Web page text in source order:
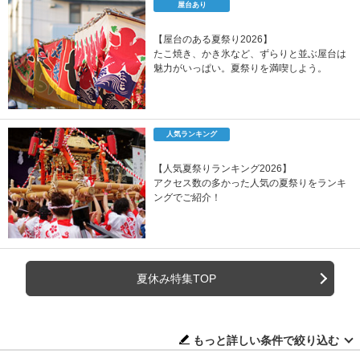
屋台あり
【屋台のある夏祭り2026】
たこ焼き、かき氷など、ずらりと並ぶ屋台は
魅力がいっぱい。夏祭りを満喫しよう。
人気ランキング
【人気夏祭りランキング2026】
アクセス数の多かった人気の夏祭りをランキ
ングでご紹介！
夏休み特集TOP
もっと詳しい条件で絞り込む